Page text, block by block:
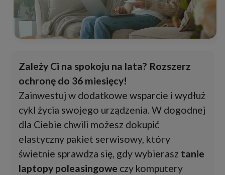
Zależy Ci na spokoju na lata? Rozszerz
ochronę do 36 miesięcy!
Zainwestuj w dodatkowe wsparcie i wydłuż
cykl życia swojego urządzenia. W dogodnej
dla Ciebie chwili możesz dokupić
elastyczny pakiet serwisowy, który
świetnie sprawdza się, gdy wybierasz tanie
laptopy poleasingowe czy komputery